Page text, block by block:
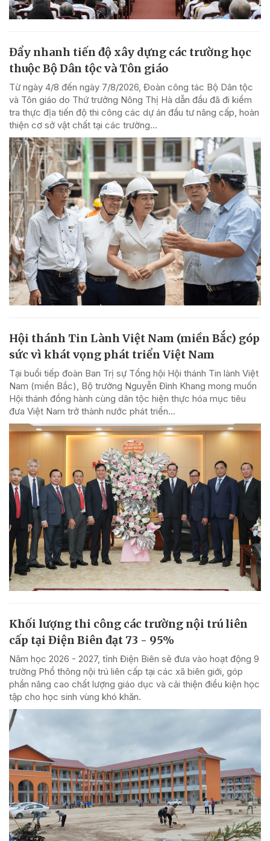
Đẩy nhanh tiến độ xây dựng các trường học
thuộc Bộ Dân tộc và Tôn giáo
Từ ngày 4/8 đến ngày 7/8/2026, Đoàn công tác Bộ Dân tộc
và Tôn giáo do Thứ trưởng Nông Thị Hà dẫn đầu đã đi kiểm
tra thực địa tiến độ thi công các dự án đầu tư nâng cấp, hoàn
thiện cơ sở vật chất tại các trường...
Hội thánh Tin Lành Việt Nam (miền Bắc) góp
sức vì khát vọng phát triển Việt Nam
Tại buổi tiếp đoàn Ban Trị sự Tổng hội Hội thánh Tin lành Việt
Nam (miền Bắc), Bộ trưởng Nguyễn Đình Khang mong muốn
Hội thánh đồng hành cùng dân tộc hiện thực hóa mục tiêu
đưa Việt Nam trở thành nước phát triển...
Khối lượng thi công các trường nội trú liên
cấp tại Điện Biên đạt 73 - 95%
Năm học 2026 - 2027, tỉnh Điện Biên sẽ đưa vào hoạt động 9
trường Phổ thông nội trú liên cấp tại các xã biên giới, góp
phần nâng cao chất lượng giáo dục và cải thiện điều kiện học
tập cho học sinh vùng khó khăn.